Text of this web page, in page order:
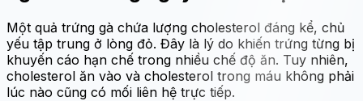
Một quả trứng gà chứa lượng cholesterol đáng kể, chủ
yếu tập trung ở lòng đỏ. Đây là lý do khiến trứng từng bị
khuyến cáo hạn chế trong nhiều chế độ ăn. Tuy nhiên,
cholesterol ăn vào và cholesterol trong máu không phải
lúc nào cũng có mối liên hệ trực tiếp.